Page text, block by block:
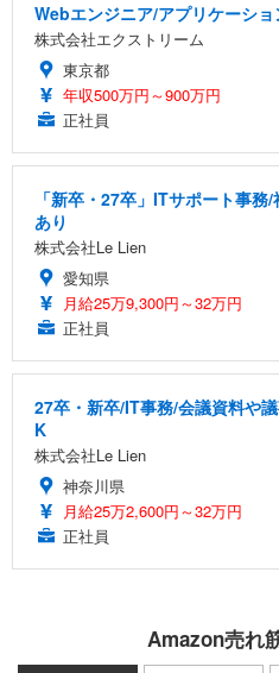
Webエンジニア/アプリケーシ
株式会社エクストリーム
東京都
年収500万円～900万円
正社員
「新卒・27卒」ITサポート事
あり
株式会社Le Lien
愛知県
月給25万9,300円～32万円
正社員
27卒・新卒/IT事務/会議資料や
K
株式会社Le Lien
神奈川県
月給25万2,600円～32万円
正社員
Amazon売れ